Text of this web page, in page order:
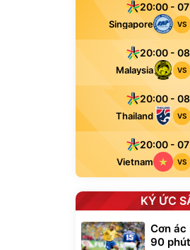
20:00 -
Singapore VS
20:00 -
Malaysia VS
20:00 -
Thailand VS
20:00 -
Vietnam VS
KÝ ỨC
Cơn ác
90